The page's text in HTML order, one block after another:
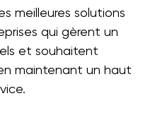
meilleures solutions
qui gèrent un
et souhaitent
maintenant un haut